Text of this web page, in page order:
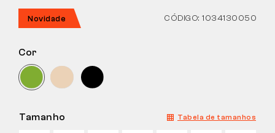
LABORATÓRIO BENNON
CONTACTO
DEVOLUÇÕES
Novidade CÓDIGO: 1034130050
Cor
Tamanho Tabela de tamanhos